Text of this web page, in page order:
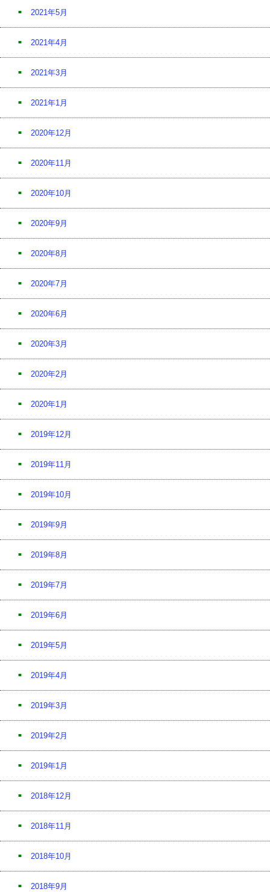
2021年5月
2021年4月
2021年3月
2021年1月
2020年12月
2020年11月
2020年10月
2020年9月
2020年8月
2020年7月
2020年6月
2020年3月
2020年2月
2020年1月
2019年12月
2019年11月
2019年10月
2019年9月
2019年8月
2019年7月
2019年6月
2019年5月
2019年4月
2019年3月
2019年2月
2019年1月
2018年12月
2018年11月
2018年10月
2018年9月